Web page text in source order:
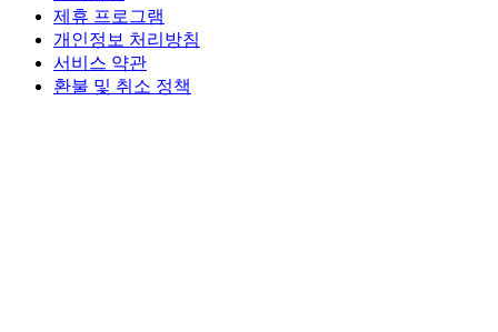
제휴 프로그램
개인정보 처리방침
서비스 약관
환불 및 취소 정책